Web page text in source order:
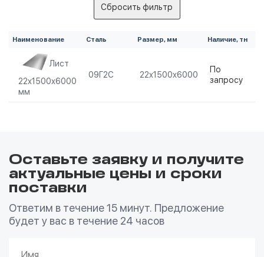
Сбросить фильтр
Наименование Сталь Размер, мм Наличие, тн
Лист
22х1500х6000
мм
09Г2С 22х1500х6000
По
запросу
Оставьте заявку и получите
актуальные цены и сроки
поставки
Ответим в течение 15 минут. Предложение
будет у вас в течение 24 часов